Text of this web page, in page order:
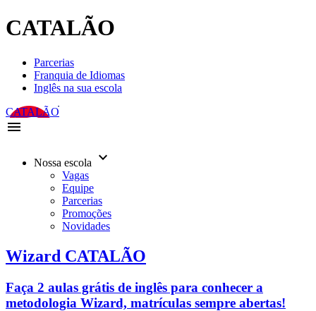
CATALÃO
Parcerias
Franquia de Idiomas
Inglês na sua escola
CATALÃO
menu
Nossa escola keyboard_arrow_down
Vagas
Equipe
Parcerias
Promoções
Novidades
Wizard CATALÃO
Faça 2 aulas grátis de inglês para conhecer a
metodologia Wizard, matrículas sempre abertas!